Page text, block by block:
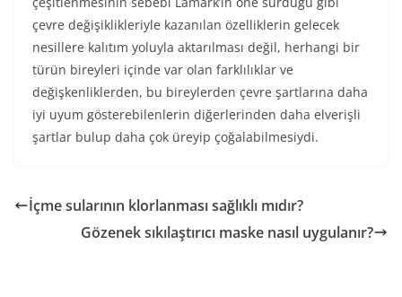
çevre değişiklikleriyle kazanılan özelliklerin gelecek
nesillere kalıtım yoluyla aktarılması değil, herhangi bir
türün bireyleri içinde var olan farklılıklar ve
değişkenliklerden, bu bireylerden çevre şartlarına daha
iyi uyum gösterebilenlerin diğerlerinden daha elverişli
şartlar bulup daha çok üreyip çoğalabilmesiydi.
İçme sularının klorlanması sağlıklı mıdır?
Gözenek sıkılaştırıcı maske nasıl uygulanır?